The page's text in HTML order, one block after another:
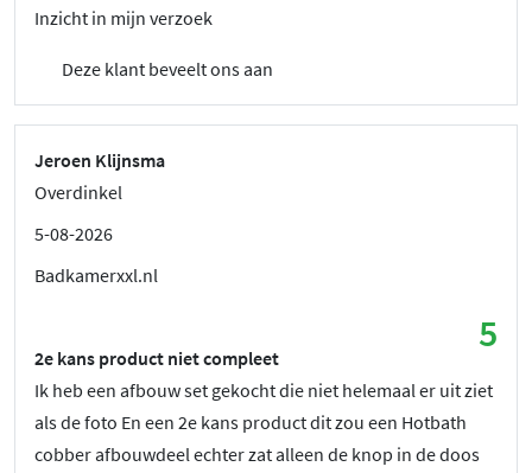
Inzicht in mijn verzoek
Deze klant beveelt ons aan
Jeroen Klijnsma
Overdinkel
5-08-2026
Badkamerxxl.nl
5
2e kans product niet compleet
Ik heb een afbouw set gekocht die niet helemaal er uit ziet
als de foto En een 2e kans product dit zou een Hotbath
cobber afbouwdeel echter zat alleen de knop in de doos